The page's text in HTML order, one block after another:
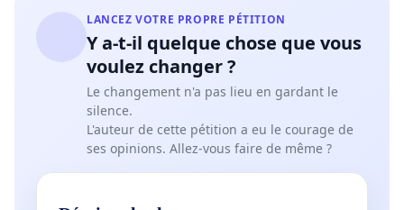
LANCEZ VOTRE PROPRE PÉTITION
Y a-t-il quelque chose que vous
voulez changer ?
Le changement n'a pas lieu en gardant le
silence.
L'auteur de cette pétition a eu le courage de
ses opinions. Allez-vous faire de même ?